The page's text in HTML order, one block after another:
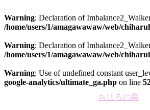
Warning: Declaration of
/home/users/1/amagawawaw/web/
Warning: Declaration of
/home/users/1/amagawawaw/web/
Warning: Use of undefined constant
google-analytics/ultimate_ga.php on line
ちはるの森